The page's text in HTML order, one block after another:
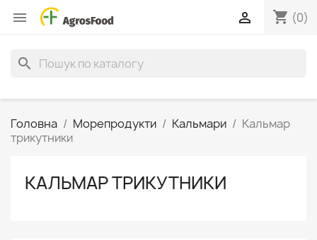
 shopping_cart (0)

search
Головна Морепродукти Кальмари
Кальмар
трикутники
КАЛЬМАР ТРИКУТНИКИ